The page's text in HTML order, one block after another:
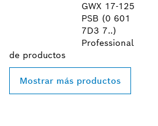
GWX 17-125
PSB (0 601
7D3 7..)
Professional
de productos
Mostrar más productos